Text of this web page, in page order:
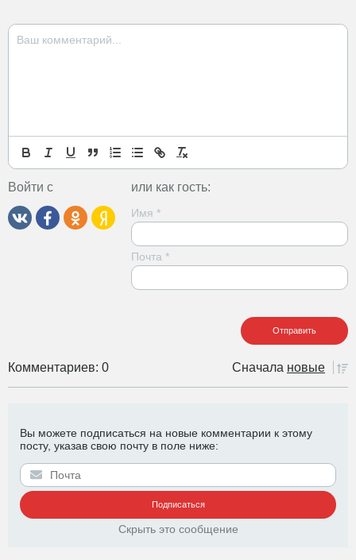
Войти с или как гость:
Имя *
Почта *
Комментариев: 0 Сначала новые
Вы можете подписаться на новые комментарии к этому
посту, указав свою почту в поле ниже:
Скрыть это сообщение